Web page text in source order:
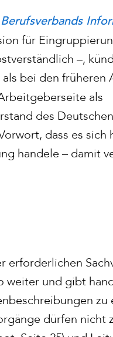
Berufsverbands
für
–,
bei den früheren
als
des Deutschen
dass es sich
handele – damit
erforderlichen
weiter und gibt
zu
dürfen nicht